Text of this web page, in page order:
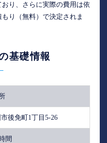
り、さらに実際の費用は依
り（無料）で決定されま
基礎情報
後免町1丁目5-26
間